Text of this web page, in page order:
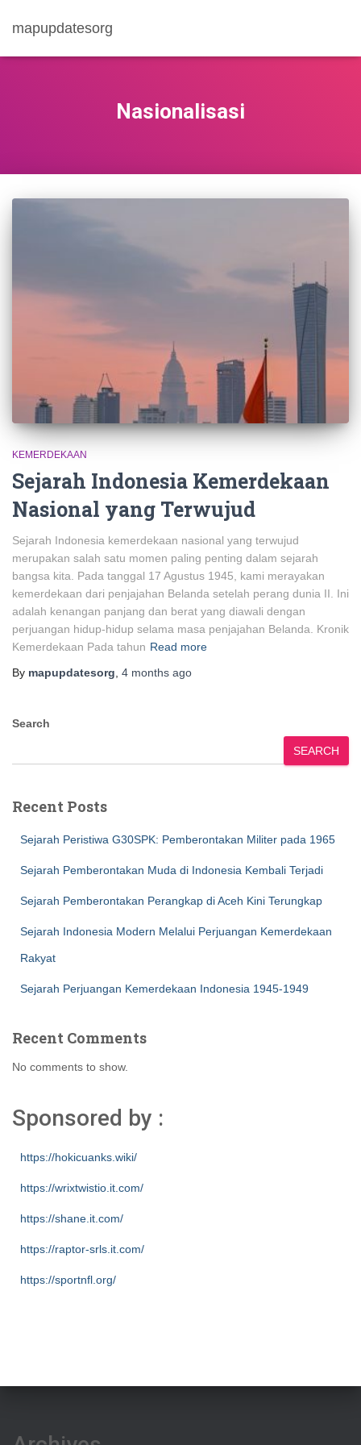
mapupdatesorg
Nasionalisasi
KEMERDEKAAN
Sejarah Indonesia Kemerdekaan
Nasional yang Terwujud
Sejarah Indonesia kemerdekaan nasional yang terwujud
merupakan salah satu momen paling penting dalam sejarah
bangsa kita. Pada tanggal 17 Agustus 1945, kami merayakan
kemerdekaan dari penjajahan Belanda setelah perang dunia II. Ini
adalah kenangan panjang dan berat yang diawali dengan
perjuangan hidup-hidup selama masa penjajahan Belanda. Kronik
Kemerdekaan Pada tahun Read more
By mapupdatesorg 4 months ago
Search
SEARCH
Recent Posts
Sejarah Peristiwa G30SPK: Pemberontakan Militer pada 1965
Sejarah Pemberontakan Muda di Indonesia Kembali Terjadi
Sejarah Pemberontakan Perangkap di Aceh Kini Terungkap
Sejarah Indonesia Modern Melalui Perjuangan Kemerdekaan
Rakyat
Sejarah Perjuangan Kemerdekaan Indonesia 1945-1949
Recent Comments
No comments to show.
Sponsored by :
https://hokicuanks.wiki/
https://wrixtwistio.it.com/
https://shane.it.com/
https://raptor-srls.it.com/
https://sportnfl.org/
https://home.pafikecciagel.org/